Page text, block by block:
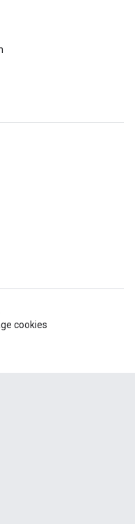
cookies